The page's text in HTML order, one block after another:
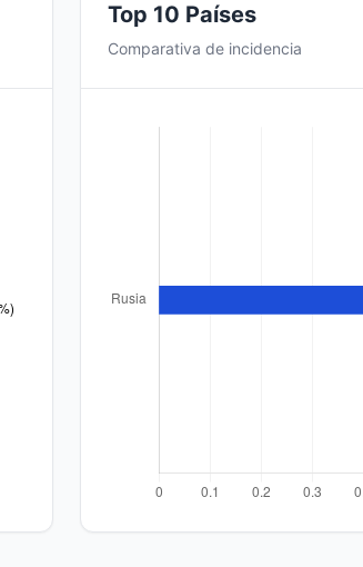
Top 10 Países
Comparativa de incidencia